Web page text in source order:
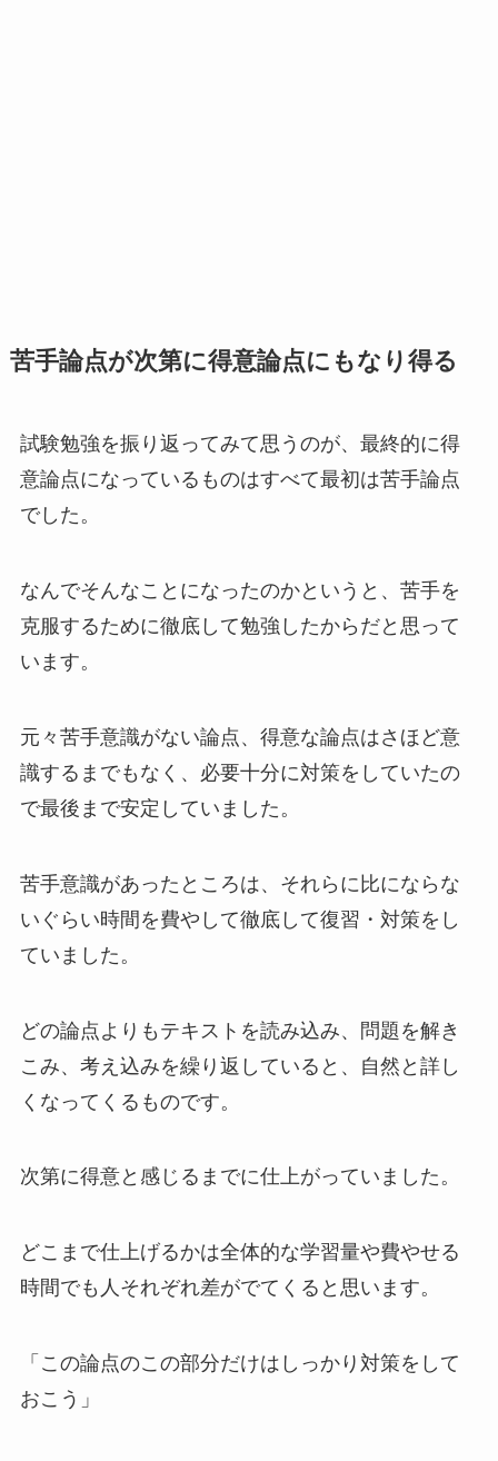
苦手論点が次第に得意論点にもなり得る
試験勉強を振り返ってみて思うのが、最終的に得
意論点になっているものはすべて最初は苦手論点
でした。
なんでそんなことになったのかというと、苦手を
克服するために徹底して勉強したからだと思って
います。
元々苦手意識がない論点、得意な論点はさほど意
識するまでもなく、必要十分に対策をしていたの
で最後まで安定していました。
苦手意識があったところは、それらに比にならな
いぐらい時間を費やして徹底して復習・対策をし
ていました。
どの論点よりもテキストを読み込み、問題を解き
こみ、考え込みを繰り返していると、自然と詳し
くなってくるものです。
次第に得意と感じるまでに仕上がっていました。
どこまで仕上げるかは全体的な学習量や費やせる
時間でも人それぞれ差がでてくると思います。
「この論点のこの部分だけはしっかり対策をして
おこう」